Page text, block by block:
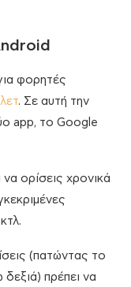
φορητές
. Σε αυτή την
app, το Google
ορίσεις χρονικά
(πατώντας το
πρέπει να